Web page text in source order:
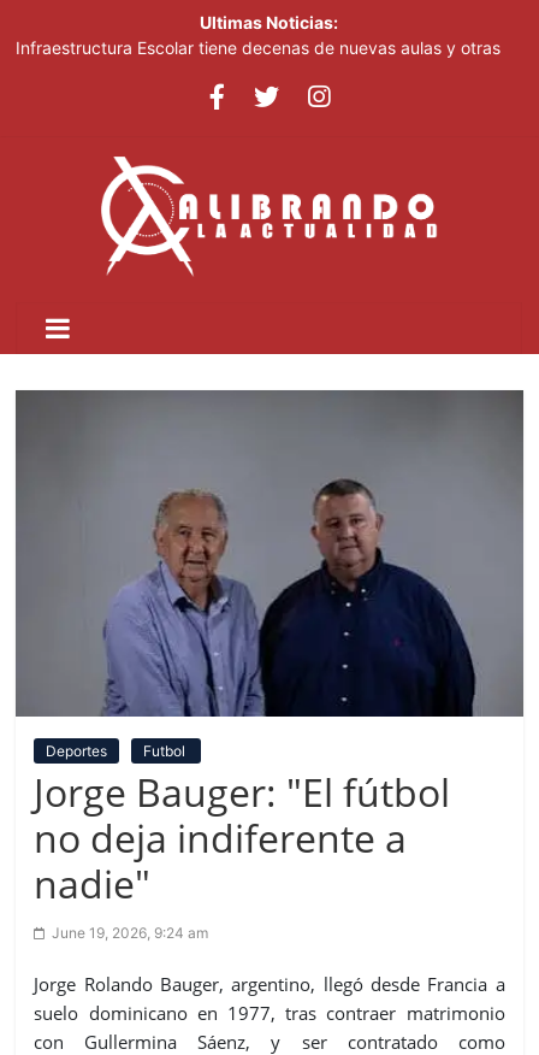
Ultimas Noticias:
Infraestructura Escolar tiene decenas de nuevas aulas y otras
Crear dos nuevas provincias en el país generaría más gasto
público, advierte experto
Ministerio de Educación inicia este lunes jornada nacional de
capacitación para más de 90,000 docentes de cara al inicio del
año escolar 2026-2027
del PRM y felicita a sus nuevas autoridades
Deportes Futbol
Jorge Bauger: "El fútbol
no deja indiferente a
nadie"
June 19, 2026, 9:24 am
Jorge Rolando Bauger, argentino, llegó desde Francia a
suelo dominicano en 1977, tras contraer matrimonio
con Gullermina Sáenz, y ser contratado como